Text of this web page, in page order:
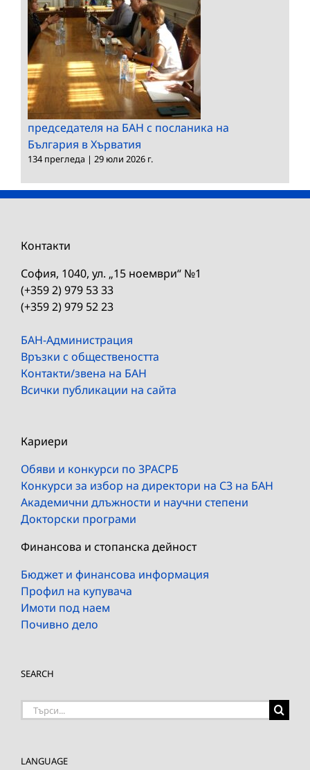
председателя на БАН с посланика на
България в Хърватия
134 прегледа | 29 юли 2026 г.
Контакти
София, 1040, ул. „15 ноември“ №1
(+359 2) 979 53 33
(+359 2) 979 52 23
БАН-Администрация
Връзки с обществеността
Контакти/звена на БАН
Всички публикации на сайта
Кариери
Обяви и конкурси по ЗРАСРБ
Конкурси за избор на директори на СЗ на БАН
Академични длъжности и научни степени
Докторски програми
Финансова и стопанска дейност
Бюджет и финансова информация
Профил на купувача
Имоти под наем
Почивно дело
SEARCH
Търсене
LANGUAGE